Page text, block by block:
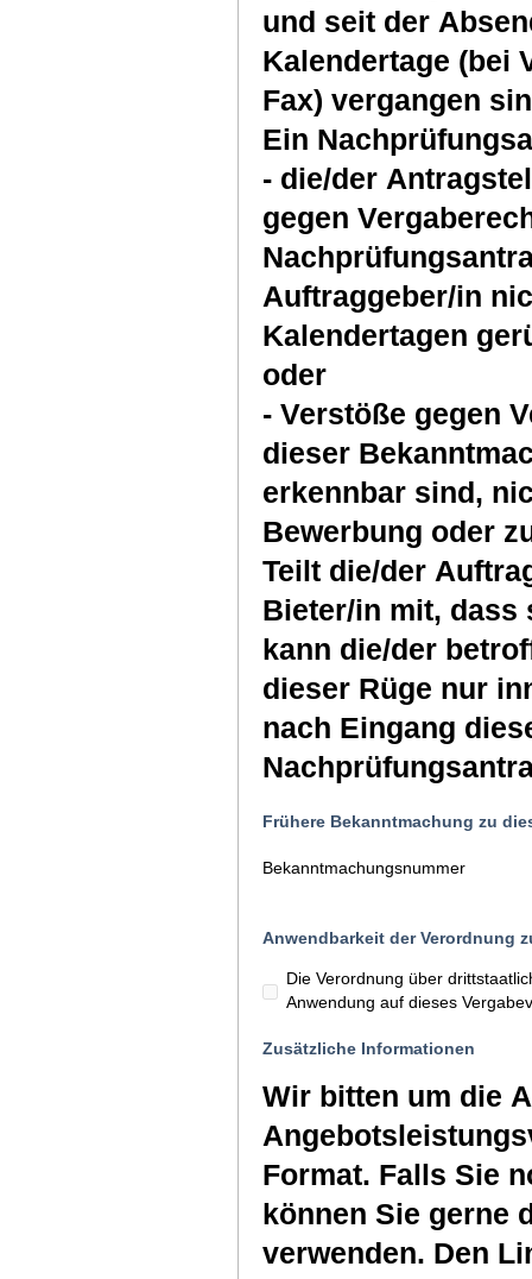
und seit der
Kalendertage (bei
Fax) vergangen
Ein
- die/der
gegen
Auftraggeber/in
Kalendertagen
oder
- Verstöße gegen
dieser
erkennbar sind,
Bewerbung oder
Teilt die/der
Bieter/in mit, dass
kann die/der
dieser Rüge nur
nach Eingang
Frühere Bekanntmachung zu
Bekanntmachungsnummer
Anwendbarkeit der Verordnung
Die Verordnung über
Anwendung auf dieses
Zusätzliche Informationen
Wir bitten um die
Format. Falls Sie
können Sie gerne
verwenden. Den